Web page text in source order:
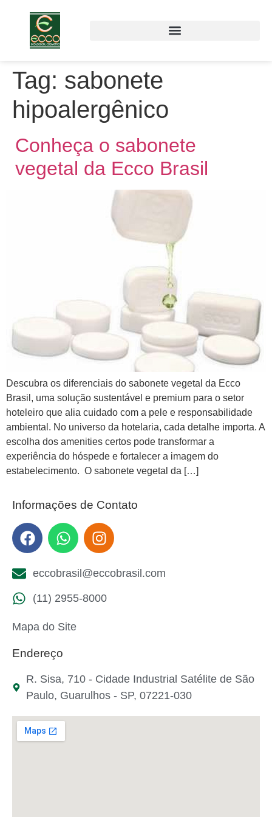
Tag: sabonete
hipoalergênico
Conheça o sabonete
vegetal da Ecco Brasil
Descubra os diferenciais do sabonete vegetal da Ecco
Brasil, uma solução sustentável e premium para o setor
hoteleiro que alia cuidado com a pele e responsabilidade
ambiental. No universo da hotelaria, cada detalhe importa. A
escolha dos amenities certos pode transformar a
experiência do hóspede e fortalecer a imagem do
estabelecimento. O sabonete vegetal da […]
Informações de Contato
eccobrasil@eccobrasil.com
(11) 2955-8000
Mapa do Site
Endereço
R. Sisa, 710 - Cidade Industrial Satélite de São
Paulo, Guarulhos - SP, 07221-030